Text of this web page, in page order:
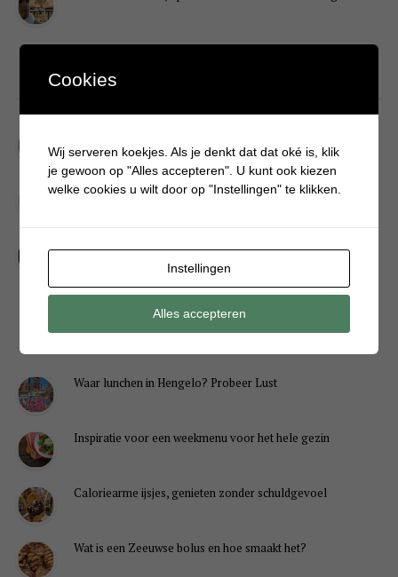
Kerstengel maken van een houten wasknijper
Waar lunchen in Hengelo? Probeer Lust
Inspiratie voor een weekmenu voor het hele gezin
Caloriearme ijsjes, genieten zonder schuldgevoel
Wat is een Zeeuwse bolus en hoe smaakt het?
Cookies
Wij serveren koekjes. Als je denkt dat dat oké is, klik
je gewoon op "Alles accepteren". U kunt ook kiezen
welke cookies u wilt door op "Instellingen" te klikken.
Instellingen
Alles accepteren